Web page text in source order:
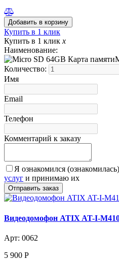
Купить в 1 клик
Купить в 1 клик x
Наименование:
Количество:
Имя
Email
Телефон
Комментарий к заказу
Я ознакомился
услуг и принимаю их
Видеодомофон ATIX AT-I-
Арт: 0062
5 900 Р